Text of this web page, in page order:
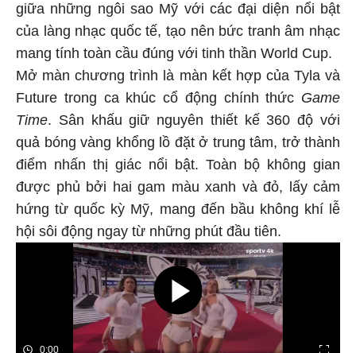
giữa những ngôi sao Mỹ với các đại diện nổi bật
của làng nhạc quốc tế, tạo nên bức tranh âm nhạc
mang tính toàn cầu đúng với tinh thần World Cup.
Mở màn chương trình là màn kết hợp của Tyla và
Future trong ca khúc cổ động chính thức Game
Time. Sân khấu giữ nguyên thiết kế 360 độ với
quả bóng vàng khổng lồ đặt ở trung tâm, trở thành
điểm nhấn thị giác nổi bật. Toàn bộ không gian
được phủ bởi hai gam màu xanh và đỏ, lấy cảm
hứng từ quốc kỳ Mỹ, mang đến bầu không khí lễ
hội sôi động ngay từ những phút đầu tiên.